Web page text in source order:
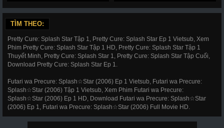
TÌM THEO:
Pretty Cure: Splash Star Tập 1, Pretty Cure: Splash Star Ep 1 Vietsub, Xem
Phim Pretty Cure: Splash Star Tập 1 HD, Pretty Cure: Splash Star Tập 1
Thuyết Minh, Pretty Cure: Splash Star 1, Pretty Cure: Splash Star Tập Cuối,
Download Pretty Cure: Splash Star Ep 1.
Futari wa Precure: Splash☆Star (2006) Ep 1 Vietsub, Futari wa Precure:
Splash☆Star (2006) Tập 1 Vietsub, Xem Phim Futari wa Precure:
Splash☆Star (2006) Ep 1 HD, Download Futari wa Precure: Splash☆Star
(2006) Ep 1, Futari wa Precure: Splash☆Star (2006) Full Movie HD.